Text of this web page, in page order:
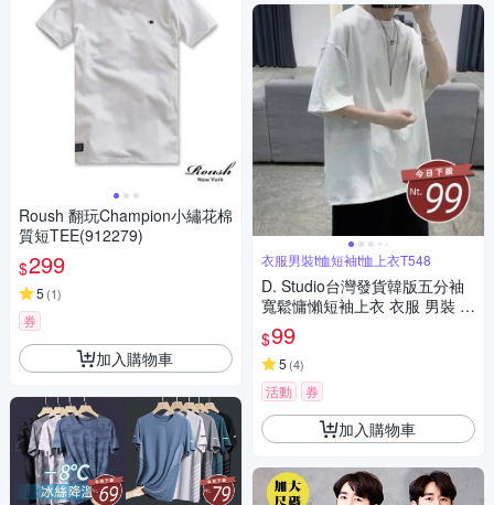
Roush 翻玩Champion小繡花棉
質短TEE(912279)
$299
5 (1)
券
加入購物車
衣服男裝t恤短袖t恤上衣T548
D. Studio台灣發貨韓版五分袖
寬鬆慵懶短袖上衣 衣服 男裝 t
恤 短袖t恤 上衣T548
$99
5 (4)
活動 券
加入購物車